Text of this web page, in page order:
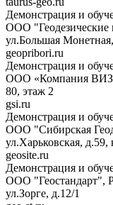
Демонстрация и
ООО "Геодезические
ул.Большая
geopribori.ru
Демонстрация и
ООО «Компания
80, этаж 2
gsi.ru
Демонстрация и
ООО "Сибирская
ул.Харьковская, д.59,
geosite.ru
Демонстрация и
ООО "Геостандарт",
ул.Зорге, д.12/1